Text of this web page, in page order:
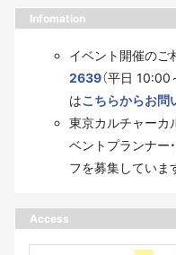
Infomation
イベント開催のご
2639（平日 10:00
はこちらからお問
東京カルチャーカ
ベントプランナー
フを募集していま
Access